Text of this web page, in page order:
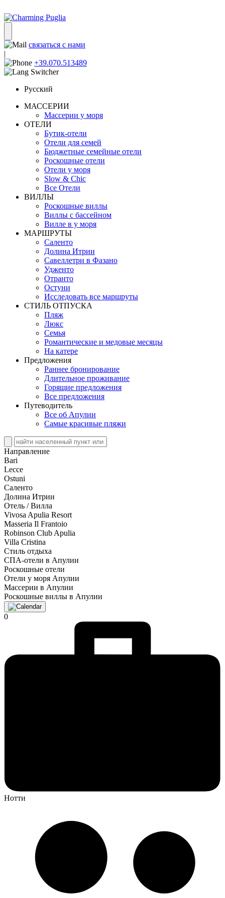
связаться с нами
|
+39.070.513489
Русский
МАССЕРИИ
Массерии у моря
ОТЕЛИ
Бутик-отели
Отели для семей
Бюджетные семейные отели
Роскошные отели
Отели у моря
Slow & Chic
Все Отели
ВИЛЛЫ
Роскошные виллы
Виллы с бассейном
Вилле в у моря
MАРШРУТЫ
Саленто
Долина Итрии
Савеллетри в Фазано
Удженто
Отранто
Остуни
Исследовать все маршруты
СТИЛЬ OТПУСКА
Пляж
Люкс
Семья
Романтические и медовые месяцы
На катере
Предложения
Раннее бронирование
Длительное проживание
Горящие предложения
Все предложения
Путеводитель
Все об Апулии
Самые красивые пляжи
Направление
Bari
Lecce
Ostuni
Саленто
Долина Итрии
Отель / Вилла
Vivosa Apulia Resort
Masseria Il Frantoio
Robinson Club Apulia
Villa Cristina
Стиль отдыха
СПА-отели в Апулии
Роскошные отели
Отели у моря Апулии
Массерии в Апулии
Роскошные виллы в Апулии
0
Нотти